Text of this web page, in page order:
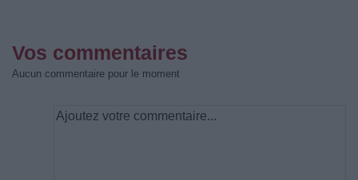
Vos commentaires
Aucun commentaire pour le moment